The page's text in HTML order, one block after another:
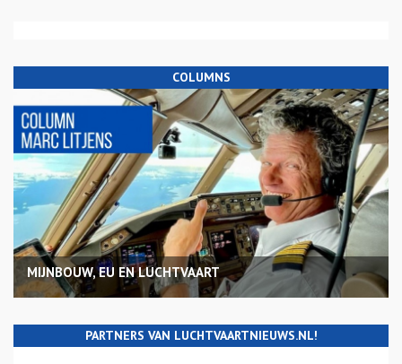
COLUMNS
MIJNBOUW, EU EN LUCHTVAART
PARTNERS VAN LUCHTVAARTNIEUWS.NL!